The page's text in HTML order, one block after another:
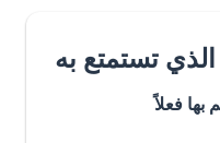
تستمتع به
بها فعلاً